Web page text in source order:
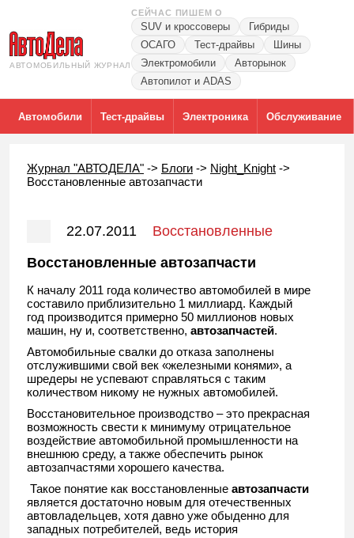
АВТОМОБИЛЬНЫЙ ЖУРНАЛ
СЕЙЧАС ПИШЕМ О
SUV и кроссоверы
Гибриды
ОСАГО
Тест-драйвы
Шины
Электромобили
Авторынок
Автопилот и ADAS
Автомобили Тест-драйвы Электроника Обслуживание
Журнал "АВТОДЕЛА" -> Блоги -> Night_Knight ->
Восстановленные автозапчасти
22.07.2011
Восстановленные
Восстановленные автозапчасти
К началу 2011 года количество автомобилей в мире
составило приблизительно 1 миллиард. Каждый
год производится примерно 50 миллионов новых
машин, ну и, соответственно, автозапчастей.
Автомобильные свалки до отказа заполнены
отслужившими свой век «железными конями», а
шредеры не успевают справляться с таким
количеством никому не нужных автомобилей.
Восстановительное производство – это прекрасная
возможность свести к минимуму отрицательное
воздействие автомобильной промышленности на
внешнюю среду, а также обеспечить рынок
автозапчастями хорошего качества.
Такое понятие как восстановленные автозапчасти
является достаточно новым для отечественных
автовладельцев, хотя давно уже обыденно для
западных потребителей, ведь история